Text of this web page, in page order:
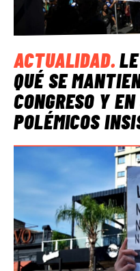
ACTUALIDAD.
QUÉ SE
CONGRESO Y
POLÉMICOS